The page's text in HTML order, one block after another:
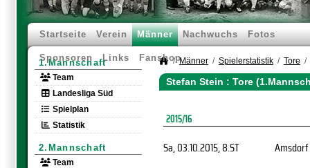
Startseite Verein Männer Nachwuchs Fotos
Sponsoren Links Fanshop
1.Mannschaft
Team
Landesliga Süd
Spielplan
Statistik
2.Mannschaft
Team
Männer Spielerstatistik Tore
Stefan Stein : Tore
2015/16
Sa, 03.10.2015, 8.ST Amsdorf